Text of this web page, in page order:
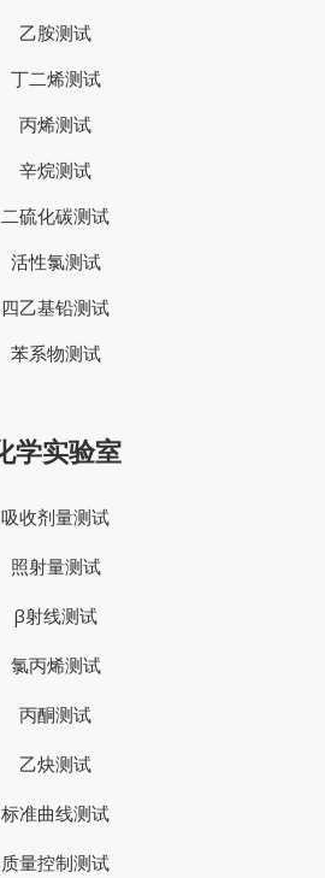
乙胺测试
丁二烯测试
丙烯测试
辛烷测试
二硫化碳测试
活性氯测试
四乙基铅测试
苯系物测试
学实验室
吸收剂量测试
照射量测试
β射线测试
氯丙烯测试
丙酮测试
乙炔测试
标准曲线测试
质量控制测试